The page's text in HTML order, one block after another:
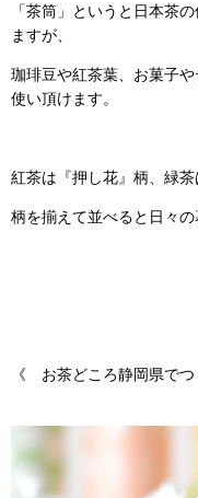
「茶筒」というと日本茶
ますが、
珈琲豆や紅茶葉、お菓子
使い頂けます。
紅茶は『押し花』柄、緑茶
柄を揃えて並べると日々の
《 お茶どころ静岡県で